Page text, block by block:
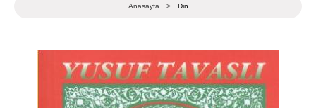
Anasayfa > Din